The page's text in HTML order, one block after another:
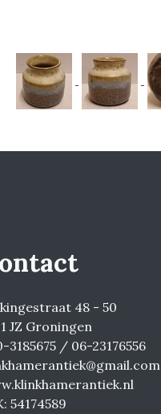
48 - 50
JZ Groningen
3185675 / 06-23176556
54174589